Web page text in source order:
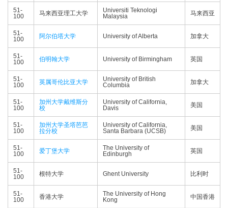
51-
100
马来西亚理工大学
Universiti Teknologi
Malaysia
马来西亚
51-
100
阿尔伯塔大学 University of Alberta 加拿大
51-
100
伯明翰大学 University of Birmingham 英国
51-
100
英属哥伦比亚大学
University of British
Columbia
加拿大
51-
100
加州大学戴维斯分
校
University of California,
Davis
美国
51-
100
加州大学圣塔芭芭
拉分校
University of California,
Santa Barbara (UCSB)
美国
51-
100
爱丁堡大学
The University of
Edinburgh
英国
51-
100
根特大学 Ghent University 比利时
51-
100
香港大学
The University of Hong
Kong
中国香港